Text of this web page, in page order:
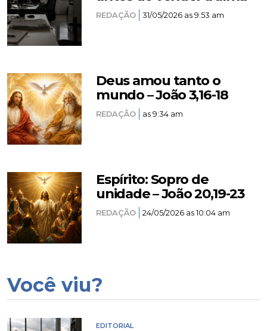
REDAÇÃO 31/05/2026 as 9:53 am
Deus amou tanto o
mundo – João 3,16-18
REDAÇÃO as 9:34 am
Espírito: Sopro de
unidade – João 20,19-23
REDAÇÃO 24/05/2026 as 10:04 am
Você viu?
EDITORIAL